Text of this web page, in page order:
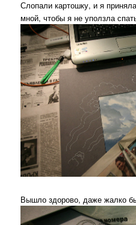
Слопали картошку, и я
мной, чтобы я не уползла
Вышло здорово, даже жалко